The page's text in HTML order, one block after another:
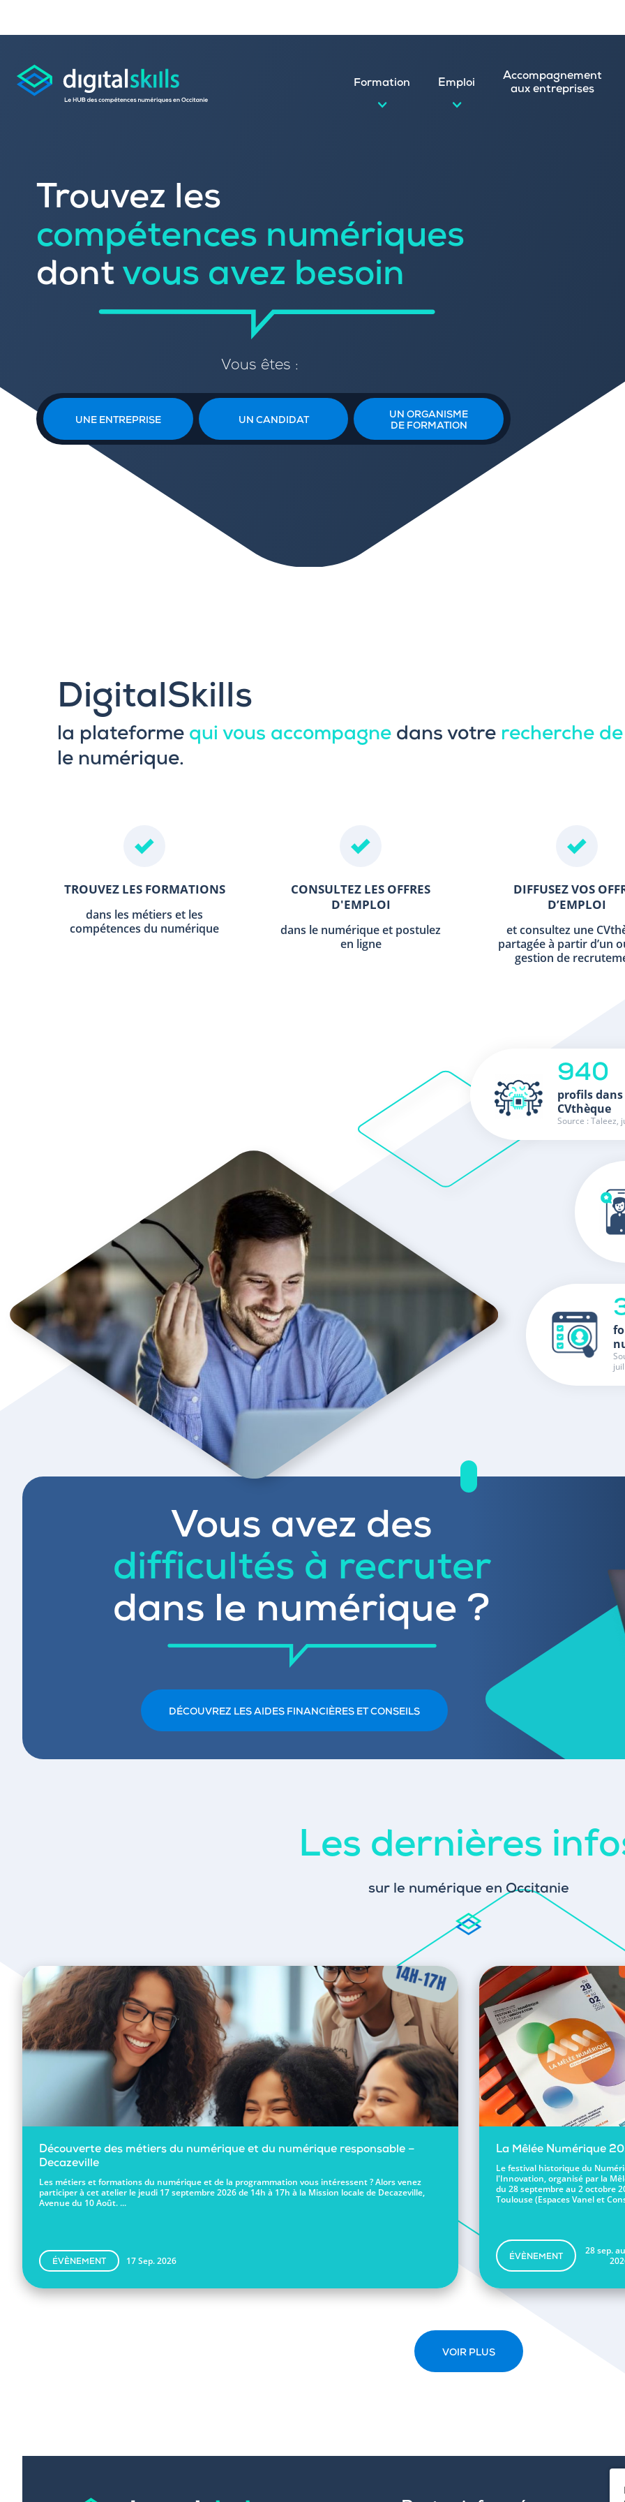
Formation
Rechercher une formation dans le numérique
Référencer votre offre de formation
Emploi
Publier vos offres d’emploi
Trouver un candidat (CVthèque)
Sourcer une école
Accompagnement
aux entreprises
Trouvez les
compétences numériques
dont vous avez besoin
Vous êtes :
UNE ENTREPRISE UN CANDIDAT
UN ORGANISME
DE FORMATION
DigitalSkills
la plateforme qui vous accompagne dans votre recherche
le numérique.
TROUVEZ LES FORMATIONS
dans les métiers et les
compétences du numérique
CONSULTEZ LES OFFRES
D'EMPLOI
dans le numérique et postulez
en ligne
DIFFUSEZ VOS
D’EMPLOI
et consultez une
partagée à partir d’un
gestion de
940
profils
CVthèque
Source : Taleez,
Vous avez des
difficultés à recruter
dans le numérique ?
DÉCOUVREZ LES AIDES FINANCIÈRES ET CONSEILS
Les dernières
sur le numérique en Occitanie
Découverte des métiers du numérique et du numérique responsable –
Decazeville
Les métiers et formations du numérique et de la programmation vous intéressent ? Alors venez
participer à cet atelier le jeudi 17 septembre 2026 de 14h à 17h à la Mission locale de Decazeville,
Avenue du 10 Août. ...
ÉVÈNEMENT 17 Sep. 2026
La Mêlée Numérique
Le festival historique du
l'Innovation, organisé par la
du 28 septembre au 2 octobre
Toulouse (Espaces Vanel et
ÉVÈNEMENT
28 sep.
VOIR PLUS